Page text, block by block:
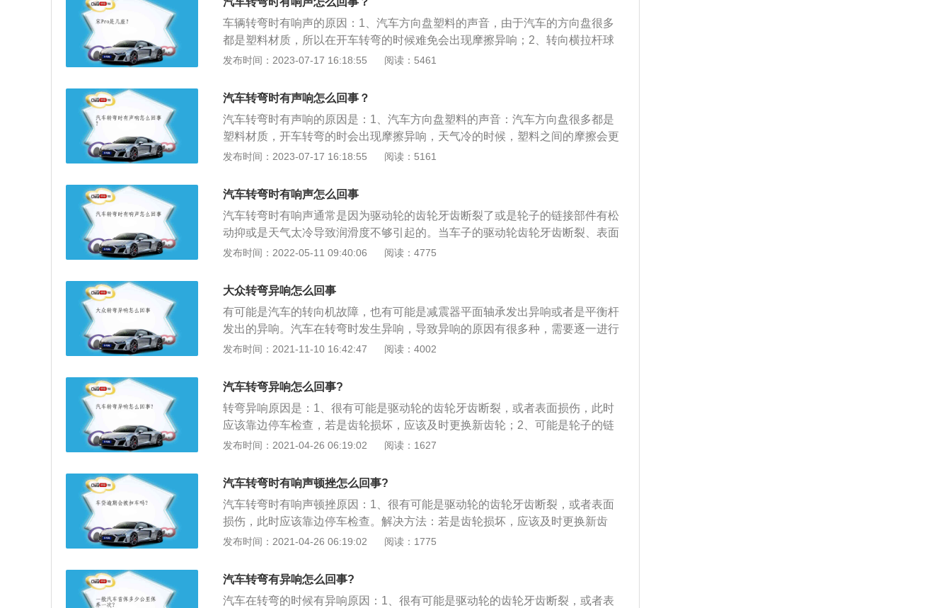
松动；7、轮胎转弯的时候摩擦到其他地方或车轮内衬什么的松脱不到位造成异
响。
车辆转弯时有响声的原因：1、汽车方向盘塑料的声音，由于汽车的方向盘很多
都是塑料材质，所以在开车转弯的时候难免会出现摩擦异响；2、转向横拉杆球
头老化，汽车方向盘的转向横拉杆球头是在转弯的时候使用比较频繁的部件，随
开汽车的引擎盖判断是不是从减震器顶座的位置发出的，，涂抹一些黄油，如果
还是不能缓解的话，可以考虑更换轴承；4、助力皮带松紧度不当或老化。
发布时间：2023-07-17 16:18:55 阅读：5461
汽车转弯时有声响怎么回事？
汽车转弯时有声响的原因是：1、汽车方向盘塑料的声音：汽车方向盘很多都是
塑料材质，开车转弯的时会出现摩擦异响，天气冷的时候，塑料之间的摩擦会更
频繁；2、转向横拉杆球头老化：汽车方向盘的转向横拉杆球头是在转弯的时使
抖动和异响；3、减震器平面轴承发出的声音：减震器平面轴承发出的声音在判
断的时候也比较简单，打开汽车的引擎盖判断是不是从减震器顶座的位置发出
的；4、助力皮带松紧度不当或老化：助力皮带松紧度不当或老化对于机械液压
助力来说影响是比较大的，因为助力皮带的原因可以调整皮带的松紧，是皮带老
化的话就要更换皮带。
发布时间：2023-07-17 16:18:55 阅读：5161
汽车转弯时有响声怎么回事
汽车转弯时有响声通常是因为驱动轮的齿轮牙齿断裂了或是轮子的链接部件有松
动抑或是天气太冷导致润滑度不够引起的。当车子的驱动轮齿轮牙齿断裂、表面
损伤这两种情况发生的时候，就会导致汽车在转弯时候有响声，因为齿轮损伤摩
了松动，由于传动上的齿轮有很多，所以转弯的时候会带动松动的齿轮导致响
声。还有一种情况是天气太冷的时候，部件大部分会比较冰冷僵硬，需要更多的
润滑，若是润滑不够的情况下也会导致驱动轮打滑，星齿轮紧紧咬住轴，从而使
得转弯出现响声。
发布时间：2022-05-11 09:40:06 阅读：4775
大众转弯异响怎么回事
有可能是汽车的转向机故障，也有可能是减震器平面轴承发出异响或者是平衡杆
发出的异响。汽车在转弯时发生异响，导致异响的原因有很多种，需要逐一进行
排查，如果转向时异响非常大，那么有可能是转向机配合齿轮间隙过大造成的，
面轴承上涂抹一些黄油，如果涂抹之后异响仍然存在，只能选择更换减震器平面
轴承，平衡胶杆在使用的过程中会出现磨损或老化的现象，平衡杆胶松动、损
坏，不但会在打方向时发生异响，汽车行驶在崎岖的路面时也会发出异响，平衡
杆胶松动是可以通过加垫片的方式来解决的，如果损坏就只能更换了。还有可能
是方向柱防尘套发出的异响，出现异响的原因是由于方向柱防尘套缺少润滑油导
涂些黄油或者是专用的润滑油，转向异响就会消失。
发布时间：2021-11-10 16:42:47 阅读：4002
汽车转弯异响怎么回事?
转弯异响原因是：1、很有可能是驱动轮的齿轮牙齿断裂，或者表面损伤，此时
应该靠边停车检查，若是齿轮损坏，应该及时更换新齿轮；2、可能是轮子的链
接部件松动而导致的异响，轮子的传动有许多的齿轮，若是其中太松动，在过弯
响，同时驱动轮打滑时不能猛加油，造成行星齿轮咬死在其轴上；4、汽车处于
行驶磨合期，差速器行星齿轮与半轴齿轮不配套，需要过一段磨合期，而发生的
异常响声；5、可能是人为的操作不良，导致汽车部件配合不当，从而发生异
响。
发布时间：2021-04-26 06:19:02 阅读：1627
汽车转弯时有响声顿挫怎么回事?
汽车转弯时有响声顿挫原因：1、很有可能是驱动轮的齿轮牙齿断裂，或者表面
损伤，此时应该靠边停车检查。解决方法：若是齿轮损坏，应该及时更换新齿
轮；2、可能是轮子的链接部件松动而导致的异响，轮子的传动有许多的齿轮，
轮间隙；3、冬季许多部件冰冷坚硬，润滑度不够，从而导致了异响，同时驱动
轮打滑时不能猛加油，造成行星齿轮咬死在其轴上。
发布时间：2021-04-26 06:19:02 阅读：1775
汽车转弯有异响怎么回事?
汽车在转弯的时候有异响原因：1、很有可能是驱动轮的齿轮牙齿断裂，或者表